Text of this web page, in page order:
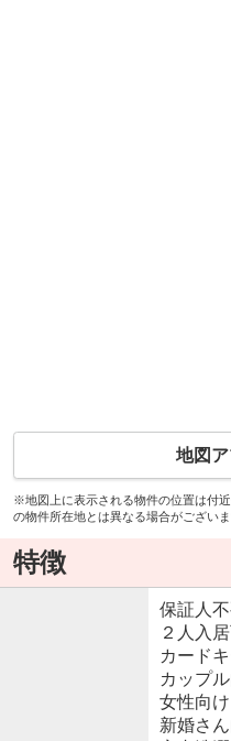
地図ア
※地図上に表示される物件の位置は付
の物件所在地とは異なる場合がございま
特徴
保証人
２人入
カード
カップ
女性向け
新婚さ